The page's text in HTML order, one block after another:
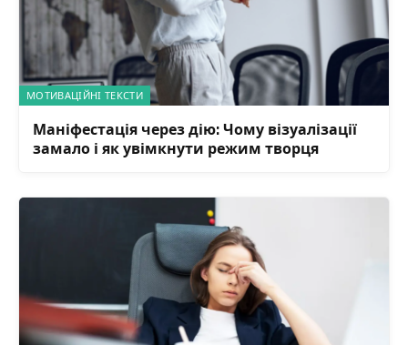
МОТИВАЦІЙНІ ТЕКСТИ
Маніфестація через дію: Чому візуалізації
замало і як увімкнути режим творця